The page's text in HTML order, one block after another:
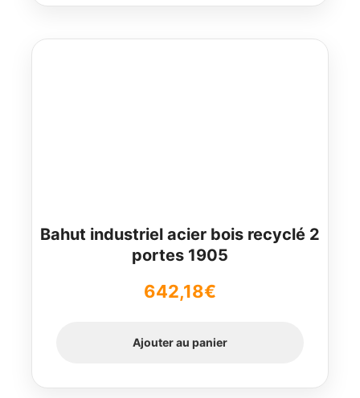
Bahut industriel acier bois recyclé 2
portes 1905
642,18€
Ajouter au panier